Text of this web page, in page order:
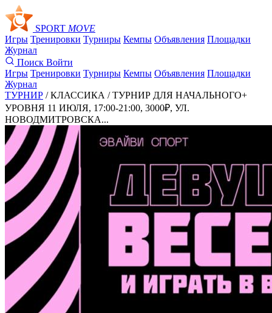
SPORT MOVE
Игры Тренировки Турниры Кемпы Объявления Площадки
Журнал
Поиск Войти
Игры Тренировки Турниры Кемпы Объявления Площадки
Журнал
ТУРНИР / КЛАССИКА /ТУРНИР ДЛЯ НАЧАЛЬНОГО+
УРОВНЯ 11 ИЮЛЯ, 17:00-21:00, 3000₽, УЛ.
НОВОДМИТРОВСКА...